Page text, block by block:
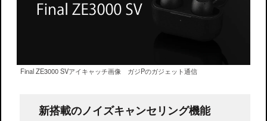
Final ZE3000 SVアイキャッチ画像 ガジPのガジェット通信
新搭載のノイズキャンセリング機能